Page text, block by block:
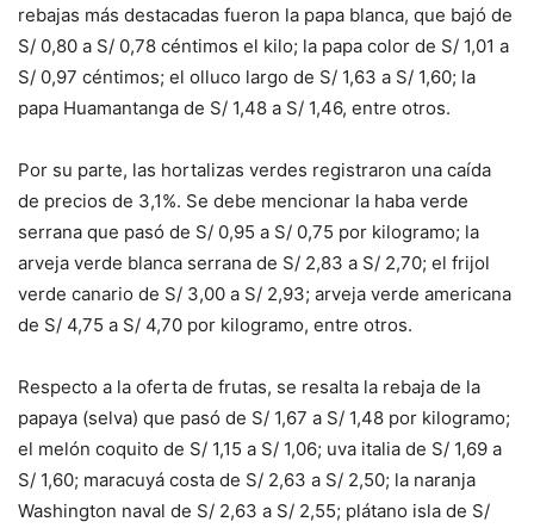
rebajas más destacadas fueron la papa blanca, que bajó de
S/ 0,80 a S/ 0,78 céntimos el kilo; la papa color de S/ 1,01 a
S/ 0,97 céntimos; el olluco largo de S/ 1,63 a S/ 1,60; la
papa Huamantanga de S/ 1,48 a S/ 1,46, entre otros.
Por su parte, las hortalizas verdes registraron una caída
de precios de 3,1%. Se debe mencionar la haba verde
serrana que pasó de S/ 0,95 a S/ 0,75 por kilogramo; la
arveja verde blanca serrana de S/ 2,83 a S/ 2,70; el frijol
verde canario de S/ 3,00 a S/ 2,93; arveja verde americana
de S/ 4,75 a S/ 4,70 por kilogramo, entre otros.
Respecto a la oferta de frutas, se resalta la rebaja de la
papaya (selva) que pasó de S/ 1,67 a S/ 1,48 por kilogramo;
el melón coquito de S/ 1,15 a S/ 1,06; uva italia de S/ 1,69 a
S/ 1,60; maracuyá costa de S/ 2,63 a S/ 2,50; la naranja
Washington naval de S/ 2,63 a S/ 2,55; plátano isla de S/